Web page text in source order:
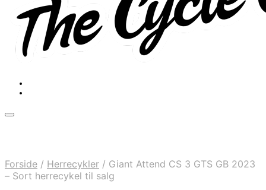
Forside / Herrecykler / Giant Attend CS 3 GTS GB 2023
– Sort herrecykel til salg